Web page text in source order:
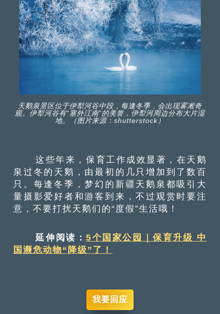
天鹅泉景区位于伊犁河谷中段，每逢冬季，会出现雾凇奇
观。伊犁河谷有“塞外江南”的美誉，伊犁河周边分布大片湿
地。（图片来源：shutterstock）
这些年来，保育工作成效显著，在天鹅
泉过冬的天鹅，由最初的几只增加到了数百
只。每逢冬季，梦幻的新疆天鹅泉都吸引大
量摄影爱好者和游客到来，不过观赏时要注
意，不要打扰天鹅们的“度假”生活哦！
延伸阅读：5个国家公园｜保育升级 中
国濒危动物“降级”了！
我要回应